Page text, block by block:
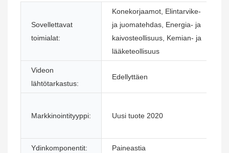
Sovellettavat
toimialat:
Konekorjaamot, Elintarvike-
ja juomatehdas, Energia- ja
kaivosteollisuus, Kemian- ja
lääketeollisuus
Videon
lähtötarkastus:
Edellyttäen
Markkinointityyppi: Uusi tuote 2020
Ydinkomponentit: Paineastia